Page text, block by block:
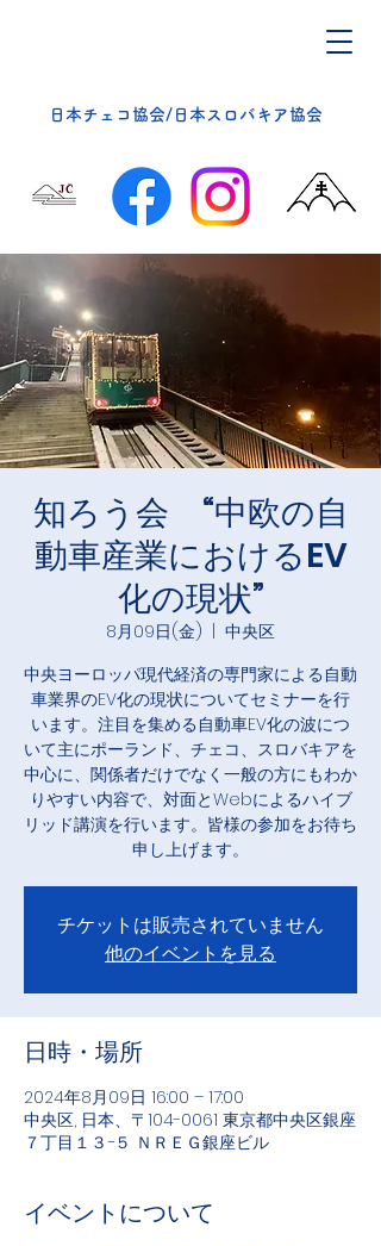
​日本チェコ協会/日本スロバキア協会
知ろう会 “中欧の自
動車産業におけるEV
化の現状”
8月09日(金)
中央区
中央ヨーロッパ現代経済の専門家による自動
車業界のEV化の現状についてセミナーを行
います。注目を集める自動車EV化の波につ
いて主にポーランド、チェコ、スロバキアを
中心に、関係者だけでなく一般の方にもわか
りやすい内容で、対面とWebによるハイブ
リッド講演を行います。皆様の参加をお待ち
申し上げます。
チケットは販売されていません
他のイベントを見る
日時・場所
2024年8月09日 16:00 – 17:00
中央区, 日本、〒104-0061 東京都中央区銀座
７丁目１３−５ ＮＲＥＧ銀座ビル
イベントについて